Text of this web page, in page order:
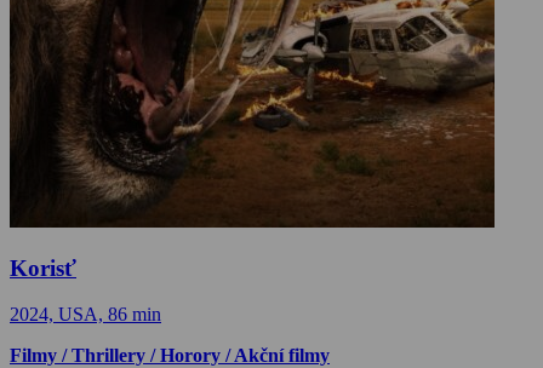
Korisť
2024, USA, 86 min
Filmy / Thrillery / Horory / Akční filmy